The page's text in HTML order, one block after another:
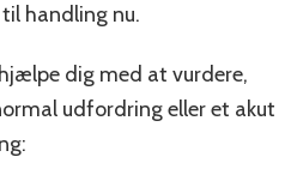
handling nu.
dig med at vurdere,
udfordring eller et akut